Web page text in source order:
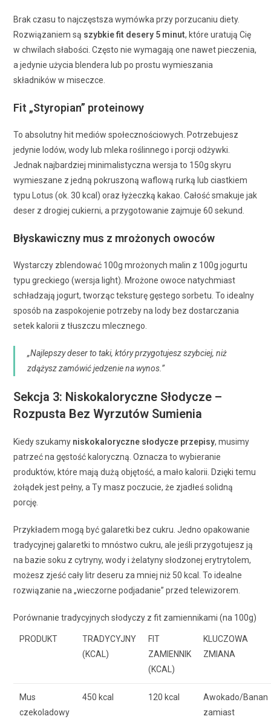
Brak czasu to najczęstsza wymówka przy porzucaniu diety.
Rozwiązaniem są szybkie fit desery 5 minut, które uratują Cię
w chwilach słabości. Często nie wymagają one nawet pieczenia,
a jedynie użycia blendera lub po prostu wymieszania
składników w miseczce.
Fit „Styropian” proteinowy
To absolutny hit mediów społecznościowych. Potrzebujesz
jedynie lodów, wody lub mleka roślinnego i porcji odżywki.
Jednak najbardziej minimalistyczna wersja to 150g skyru
wymieszane z jedną pokruszoną waflową rurką lub ciastkiem
typu Lotus (ok. 30 kcal) oraz łyżeczką kakao. Całość smakuje jak
deser z drogiej cukierni, a przygotowanie zajmuje 60 sekund.
Błyskawiczny mus z mrożonych owoców
Wystarczy zblendować 100g mrożonych malin z 100g jogurtu
typu greckiego (wersja light). Mrożone owoce natychmiast
schładzają jogurt, tworząc teksturę gęstego sorbetu. To idealny
sposób na zaspokojenie potrzeby na lody bez dostarczania
setek kalorii z tłuszczu mlecznego.
„Najlepszy deser to taki, który przygotujesz szybciej, niż
zdążysz zamówić jedzenie na wynos.”
Sekcja 3: Niskokaloryczne Słodycze –
Rozpusta Bez Wyrzutów Sumienia
Kiedy szukamy niskokaloryczne słodycze przepisy, musimy
patrzeć na gęstość kaloryczną. Oznacza to wybieranie
produktów, które mają dużą objętość, a mało kalorii. Dzięki temu
żołądek jest pełny, a Ty masz poczucie, że zjadłeś solidną
porcję.
Przykładem mogą być galaretki bez cukru. Jedno opakowanie
tradycyjnej galaretki to mnóstwo cukru, ale jeśli przygotujesz ją
na bazie soku z cytryny, wody i żelatyny słodzonej erytrytolem,
możesz zjeść cały litr deseru za mniej niż 50 kcal. To idealne
rozwiązanie na „wieczorne podjadanie” przed telewizorem.
Porównanie tradycyjnych słodyczy z fit zamiennikami (na 100g)
PRODUKT
TRADYCYJNY
(KCAL)
FIT
ZAMIENNIK
(KCAL)
KLUCZOWA
ZMIANA
Mus
czekoladowy
450 kcal 120 kcal
Awokado/Banan
zamiast